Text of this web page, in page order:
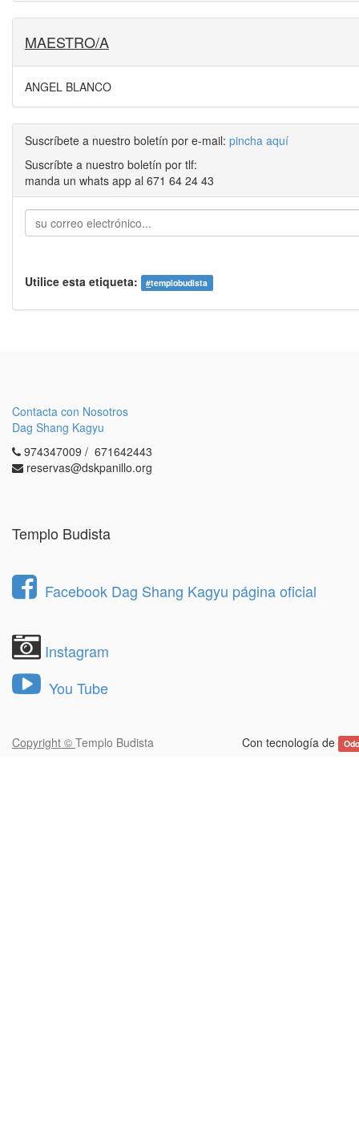
MAESTRO/A
ANGEL BLANCO
Suscríbete a nuestro boletín por e-mail: pincha aquí
Suscríbte a nuestro boletín por tlf:
manda un whats app al 671 64 24 43
Utilice esta etiqueta: #templobudista
Contacta con Nosotros
Dag Shang Kagyu
974347009 / 671642443
reservas@dskpanillo.org
Templo Budista
Facebook Dag Shang Kagyu página oficial
Instagram
You Tube
Con tecnología de
Copyright © Templo Budista